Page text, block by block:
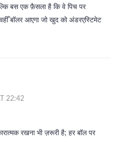
बस एक फ़ैसला है कि वे पिच पर
बॉलर आएगा जो खुद को अंडरएस्टिमेट
22:42
रखना भी ज़रूरी है; हर बॉल पर